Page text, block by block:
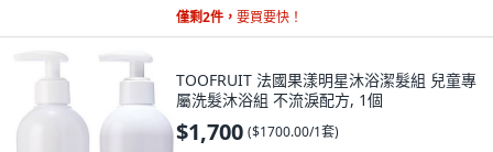
僅剩2件， 要買要快！
TOOFRUIT 法國果漾明星沐浴潔髮組 兒童專
屬洗髮沐浴組 不流淚配方, 1個
$1,700 ($1700.00/1套)